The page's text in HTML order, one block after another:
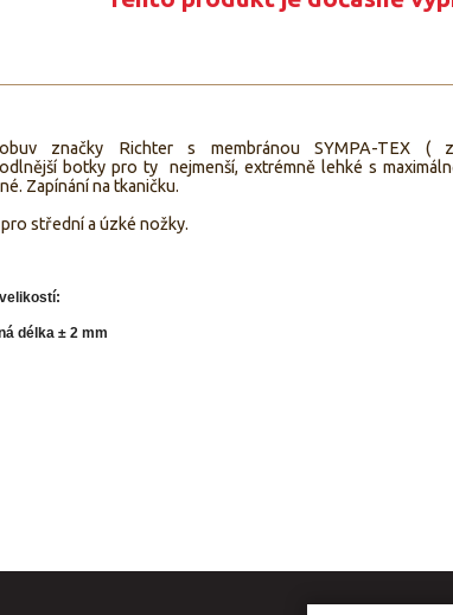
značky Richter s membránou SYMPA-TEX (
botky pro ty nejmenší, extrémně lehké s
Zapínání na tkaničku.
střední a úzké nožky.
délka ± 2 mm